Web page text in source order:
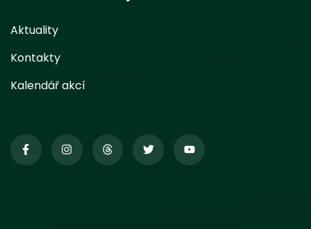
Aktuality
Kontakty
Kalendář akcí